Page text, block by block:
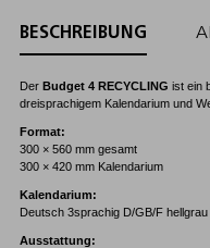
BESCHREIBUNG
Der Budget 4 RECYCLING ist ein
dreisprachigem Kalendarium und
Format:
300 × 560 mm gesamt
300 × 420 mm Kalendarium
Kalendarium:
Deutsch 3sprachig D/GB/F hellgrau
Ausstattung: